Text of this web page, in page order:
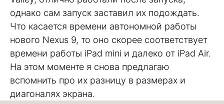
однако сам запуск заставил их подождать.
Что касается времени автономной работы
нового Nexus 9, то оно скорее соответствует
времени работы iPad mini и далеко от iPad Air.
На этом моменте я снова предлагаю
вспомнить про их разницу в размерах и
диагоналях экрана.